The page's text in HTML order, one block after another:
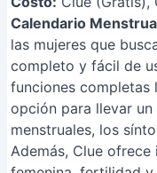
Calendario
las mujeres que
completo y fácil de
funciones completas
opción para llevar
menstruales, los
Además, Clue